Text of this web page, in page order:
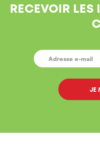
RECEVOIR
E-
MAIL *